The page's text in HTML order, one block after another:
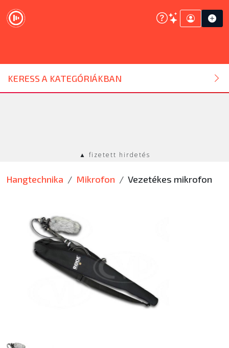
KERESS A KATEGÓRIÁKBAN
DJ ESZKÖZ
HANGTECHNIKA
EGYÉB
SZOLGÁLTATÁSOK
ÚJ TERMÉKEK
▲ fizetett hirdetés
Hangtechnika Mikrofon Vezetékes mikrofon